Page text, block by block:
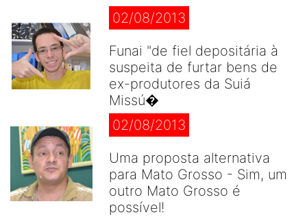
02/08/2013
Funai "de fiel depositária à
suspeita de furtar bens de
ex-produtores da Suiá
Missú�
02/08/2013
Uma proposta alternativa
para Mato Grosso - Sim, um
outro Mato Grosso é
possível!